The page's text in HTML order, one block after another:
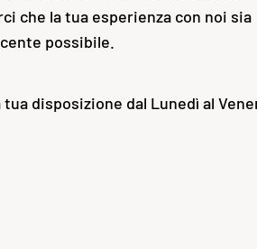
che la tua esperienza con noi sia
possibile.
disposizione dal Lunedì al